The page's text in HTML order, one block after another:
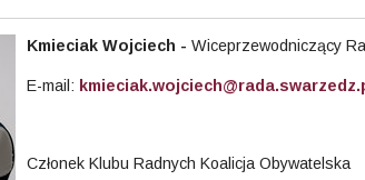
Kmieciak Wojciech - Wiceprzewodniczący
E-mail:
Członek Klubu Radnych Koalicja Obywatelska